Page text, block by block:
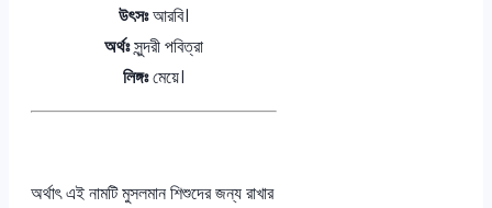
উৎসঃআরবি।
অর্থঃসুন্দরী পবিত্রা
লিঙ্গঃমেয়ে।
অর্থাৎ এই নামটি মুসলমান শিশুদের জন্য রাখার